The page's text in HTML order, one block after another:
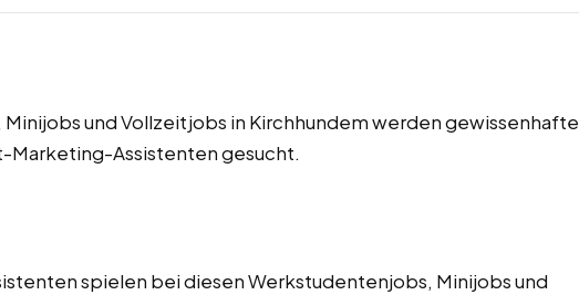
und Vollzeitjobs in Kirchhundem werden gewissenhafte
Assistenten gesucht.
spielen bei diesen Werkstudentenjobs, Minijobs und